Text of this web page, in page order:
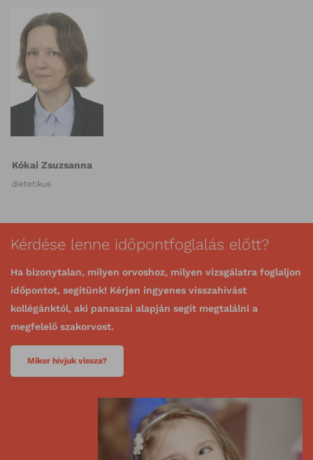
Kókai Zsuzsanna
dietetikus
Kérdése lenne időpontfoglalás előtt?
Ha bizonytalan, milyen orvoshoz, milyen vizsgálatra foglaljon
időpontot, segítünk! Kérjen ingyenes visszahívást
kollégánktól, aki panaszai alapján segít megtalálni a
megfelelő szakorvost.
Mikor hívjuk vissza?